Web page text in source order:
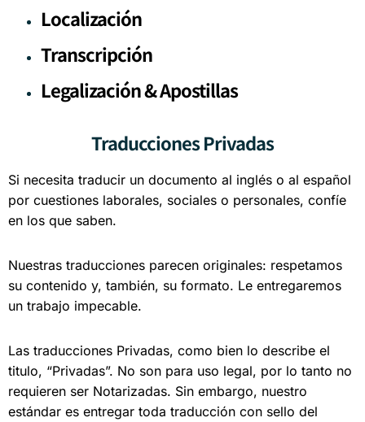
Localización
Transcripción
Legalización & Apostillas
Traducciones Privadas
Si necesita traducir un documento al inglés o al español
por cuestiones laborales, sociales o personales, confíe
en los que saben.
Nuestras traducciones parecen originales: respetamos
su contenido y, también, su formato. Le entregaremos
un trabajo impecable.
Las traducciones Privadas, como bien lo describe el
titulo, “Privadas”. No son para uso legal, por lo tanto no
requieren ser Notarizadas. Sin embargo, nuestro
estándar es entregar toda traducción con sello del